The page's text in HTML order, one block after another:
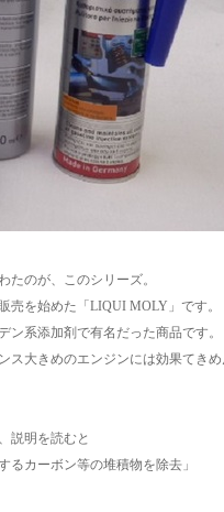
のが、このシリーズ。
売を始めた「LIQUI MOLY」です。
系添加剤で有名だった商品です。
大きめのエンジンには効果てき
説明を読むと
るカーボン等の堆積物を除去」